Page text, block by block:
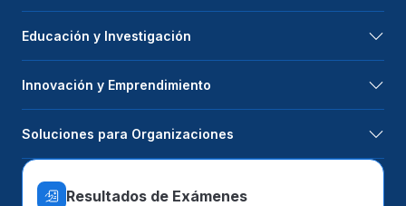
Educación y Investigación
Innovación y Emprendimiento
Soluciones para Organizaciones
Resultados de Exámenes